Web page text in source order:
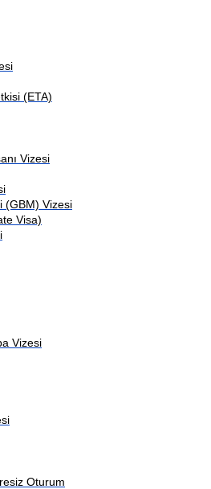
(ETA)
Vizesi
(GBM) Vizesi
Visa)
Vizesi
Oturum